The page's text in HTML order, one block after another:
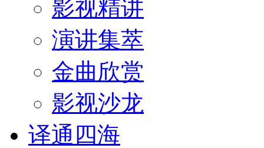
影视精讲
演讲集萃
金曲欣赏
影视沙龙
译通四海